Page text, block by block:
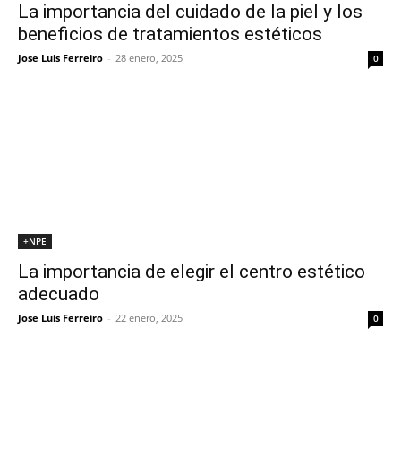
La importancia del cuidado de la piel y los
beneficios de tratamientos estéticos
Jose Luis Ferreiro - 28 enero, 2025 0
+NPE
La importancia de elegir el centro estético
adecuado
Jose Luis Ferreiro - 22 enero, 2025 0